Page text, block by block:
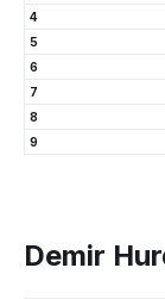
4
5
6
7
8
9
Demir